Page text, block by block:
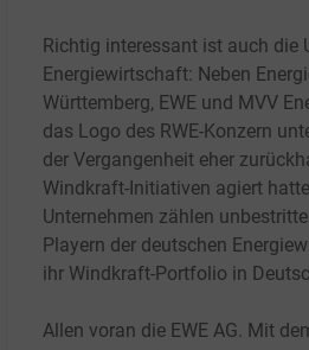
Richtig interessant ist auch die
Energiewirtschaft: Neben
Württemberg, EWE und MVV
das Logo des RWE-Konzern
der Vergangenheit eher
Windkraft-Initiativen agiert
Unternehmen zählen
Playern der deutschen
ihr Windkraft-Portfolio in
Allen voran die EWE AG. Mit